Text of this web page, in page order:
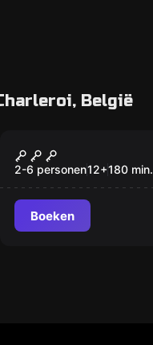
België
Rise of the Dead
2-6 personen12+180 min.
Boeken